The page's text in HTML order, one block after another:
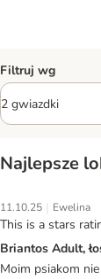
Filtruj wg
Najlepsze
11.10.25 | Ewelina
This is a stars
Briantos Adult,
Moim psiakom